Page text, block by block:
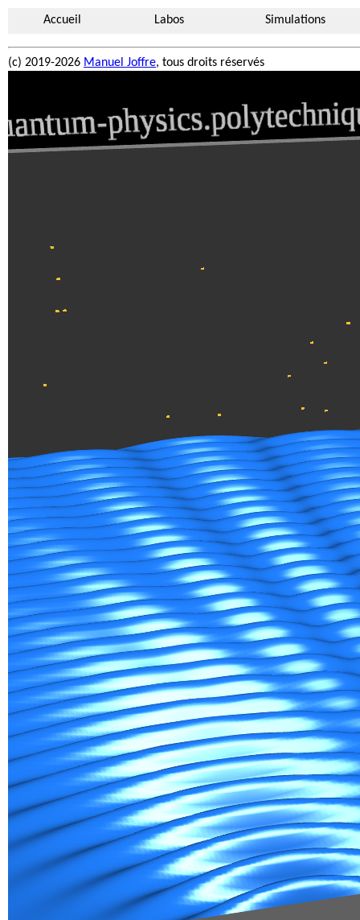
Accueil Labos Simulations
(c) 2019-2026 Manuel Joffre, tous droits réservés